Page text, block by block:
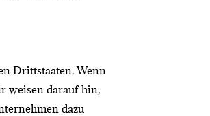
Drittstaaten. Wenn
weisen darauf hin,
dazu